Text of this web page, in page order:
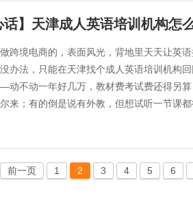
话】天津成人英语培训机构怎
跨境电商的，表面风光，背地里天天让英
办法，只能在天津找个成人英语培训机构
不动一年好几万，教材费考试费还得另
来；有的倒是说有外教，但想试听一节课都
前一页 1 2 3 4 5 6